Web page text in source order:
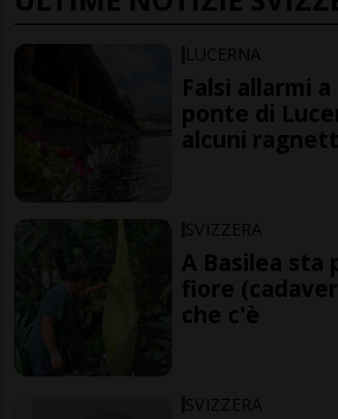
LUCERNA
Falsi allarmi
ponte di
alcuni
SVIZZERA
A Basilea sta
fiore
che c'è
SVIZZERA